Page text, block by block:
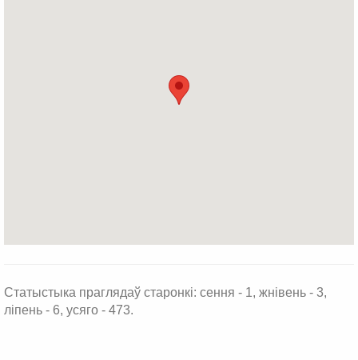
Статыстыка праглядаў старонкі: сення - 1, жнівень - 3,
ліпень - 6, усяго - 473.